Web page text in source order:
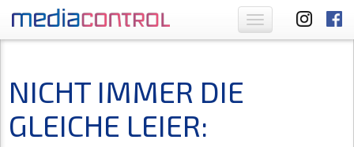
Toggle
navigation
NICHT IMMER DIE
GLEICHE LEIER: